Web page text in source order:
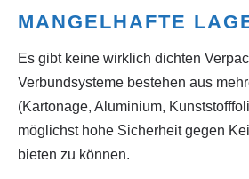
MANGELHAFTE
Es gibt keine wirklich dichten
Verbundsysteme bestehen aus
(Kartonage, Aluminium,
möglichst hohe Sicherheit gegen
bieten zu können.